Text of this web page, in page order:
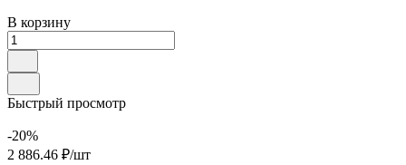
В корзину
Быстрый просмотр
-20%
2 886.46 ₽/шт